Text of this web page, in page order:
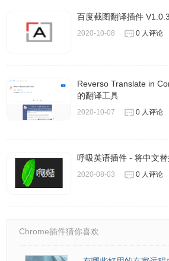
1.打开软件界面如下。百度截图翻译插件 V1.0.3
2020-10-08 0 人评论
Reverso Translate in
的翻译工具
2020-10-07 0 人评论
呼吸英语插件 - 将中文
2020-08-03 0 人评论
Chrome插件猜你喜欢